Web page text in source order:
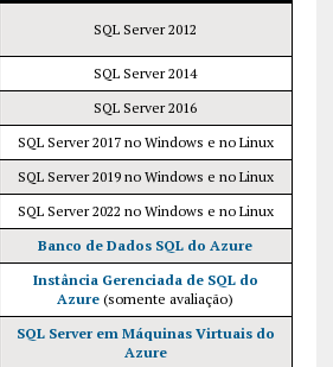
SQL Server 2012
SQL Server 2014
SQL Server 2016
SQL Server 2017 no Windows e no Linux
SQL Server 2019 no Windows e no Linux
SQL Server 2022 no Windows e no Linux
Banco de Dados SQL do Azure
Instância Gerenciada de SQL do
Azure (somente avaliação)
SQL Server em Máquinas Virtuais do
Azure